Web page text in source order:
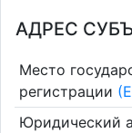
АДРЕС
Место
регистрации
Юридический